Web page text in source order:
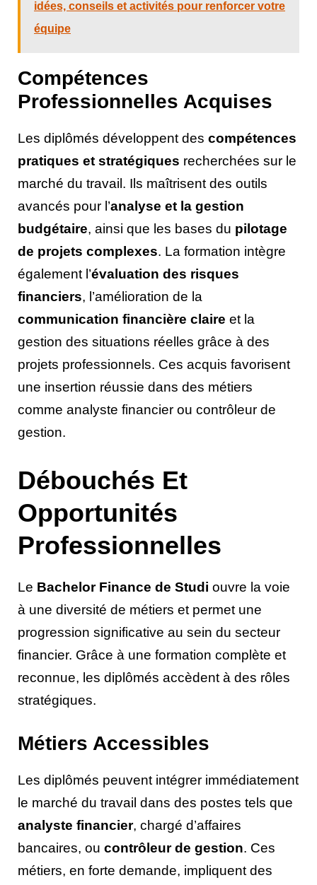
idées, conseils et activités pour renforcer votre
équipe
Compétences
Professionnelles Acquises
Les diplômés développent des compétences
pratiques et stratégiques recherchées sur le
marché du travail. Ils maîtrisent des outils
avancés pour l’analyse et la gestion
budgétaire, ainsi que les bases du pilotage
de projets complexes. La formation intègre
également l’évaluation des risques
financiers, l’amélioration de la
communication financière claire et la
gestion des situations réelles grâce à des
projets professionnels. Ces acquis favorisent
une insertion réussie dans des métiers
comme analyste financier ou contrôleur de
gestion.
Débouchés Et
Opportunités
Professionnelles
Le Bachelor Finance de Studi ouvre la voie
à une diversité de métiers et permet une
progression significative au sein du secteur
financier. Grâce à une formation complète et
reconnue, les diplômés accèdent à des rôles
stratégiques.
Métiers Accessibles
Les diplômés peuvent intégrer immédiatement
le marché du travail dans des postes tels que
analyste financier, chargé d’affaires
bancaires, ou contrôleur de gestion. Ces
métiers, en forte demande, impliquent des